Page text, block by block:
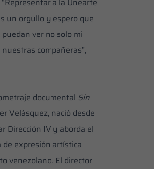
a la Unearte
un orgullo y espero que
ver no solo mi
compañeras”,
documental Sin
Velásquez, nació desde
Dirección IV y aborda el
de expresión artística
venezolano. El director